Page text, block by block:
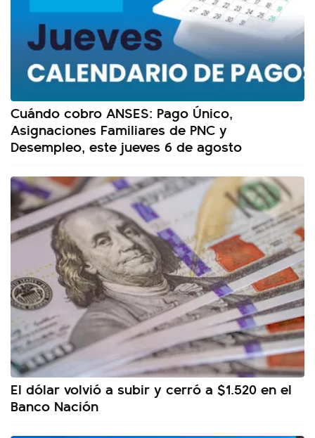
Cuándo cobro ANSES: Pago Único,
Asignaciones Familiares de PNC y
Desempleo, este jueves 6 de agosto
El dólar volvió a subir y cerró a $1.520 en el
Banco Nación